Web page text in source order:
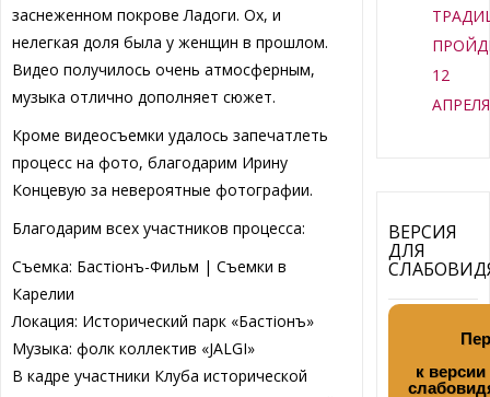
заснеженном покрове Ладоги. Ох, и
нелегкая доля была у женщин в прошлом.
Видео получилось очень атмосферным,
музыка отлично дополняет сюжет.
Кроме видеосъемки удалось запечатлеть
процесс на фото, благодарим Ирину
Концевую за невероятные фотографии.
Благодарим всех участников процесса:
Съемка: Бастiонъ-Фильм | Съемки в
Карелии
Локация: Исторический парк «Бастiонъ»
Музыка: фолк коллектив «JALGI»
В кадре участники Клуба исторической
12
АПРЕЛЯ
ВЕРСИЯ
ДЛЯ
к